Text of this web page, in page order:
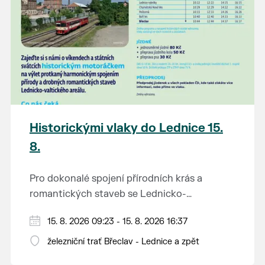
Historickými vlaky do Lednice 15.
8.
Pro dokonalé spojení přírodních krás a
romantických staveb se Lednicko-
Na výlet do této malebné krajiny na jihu
Moravy se vydejte stylově – historickým
Od 1. května do 28. září vás o víkendech a
svátcích mezi Břeclaví a Lednicí sveze
15. 8. 2026 09:23 - 15. 8. 2026 16:37
železniční trať Břeclav - Lednice a zpět